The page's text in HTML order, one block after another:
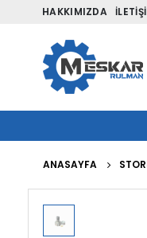
HAKKIMIZDA
ANASAYFA